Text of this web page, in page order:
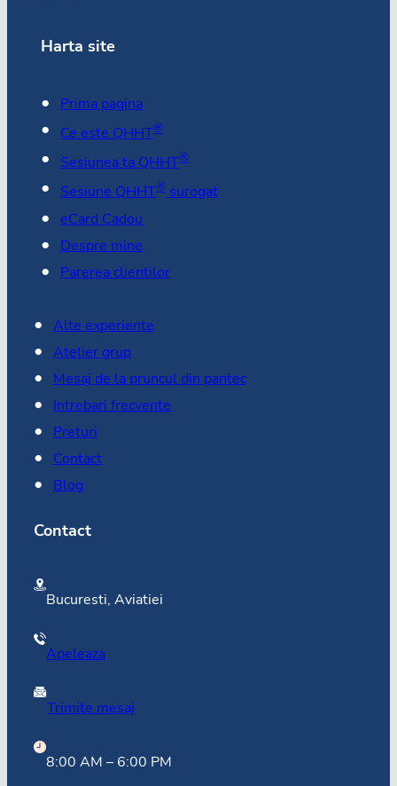
Harta site
Prima pagina
Ce este QHHT®
Sesiunea ta QHHT®
Sesiune QHHT®surogat
eCard Cadou
Despre mine
Parerea clientilor
Alte experiente
Atelier grup
Mesaj de la pruncul din pantec
Intrebari frecvente
Preturi
Contact
Blog
Contact
Bucuresti, Aviatiei
Apeleaza
Trimite mesaj
8:00 AM – 6:00 PM